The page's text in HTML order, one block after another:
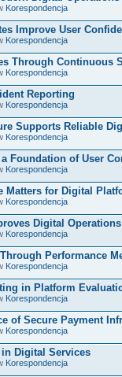
Korespondencja
Improve User
Korespondencja
Through Continuous
Korespondencja
Reporting
Korespondencja
Supports Reliable
Korespondencja
Foundation of User
Korespondencja
Matters for Digital
Korespondencja
Digital Operations
Korespondencja
Performance
Korespondencja
in Platform
Korespondencja
of Secure Payment
Korespondencja
Digital Services
Korespondencja